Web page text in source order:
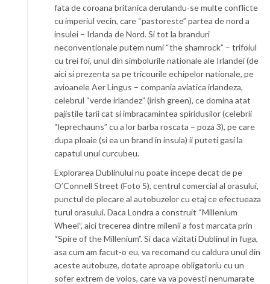
fata de coroana britanica derulandu-se multe conflicte
cu imperiul vecin, care “pastoreste” partea de nord a
insulei – Irlanda de Nord. Si tot la branduri
neconventionale putem numi “the shamrock” – trifoiul
cu trei foi, unul din simbolurile nationale ale Irlandei (de
aici si prezenta sa pe tricourile echipelor nationale, pe
avioanele Aer Lingus – compania aviatica irlandeza,
celebrul “verde irlandez” (irish green), ce domina atat
pajistile tarii cat si imbracamintea spiridusilor (celebrii
“leprechauns” cu a lor barba roscata – poza 3), pe care
dupa ploaie (si ea un brand in insula) ii puteti gasi la
capatul unui curcubeu.
Explorarea Dublinului nu poate incepe decat de pe
O’Connell Street (Foto 5), centrul comercial al orasului,
punctul de plecare al autobuzelor cu etaj ce efectueaza
turul orasului. Daca Londra a construit “Millenium
Wheel”, aici trecerea dintre milenii a fost marcata prin
“Spire of the Millenium”. Si daca vizitati Dublinul in fuga,
asa cum am facut-o eu, va recomand cu caldura unul din
aceste autobuze, dotate aproape obligatoriu cu un
sofer extrem de voios, care va va povesti nenumarate